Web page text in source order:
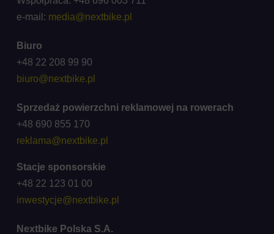
e-mail: media@nextbike.pl
Biuro
+48 22 208 99 90
biuro@nextbike.pl
Sprzedaż powierzchni reklamowej na rowerach
+48 690 855 170
reklama@nextbike.pl
Stacje sponsorskie
+48 22 123 01 00
inwestycje@nextbike.pl
Nextbike Polska S.A.